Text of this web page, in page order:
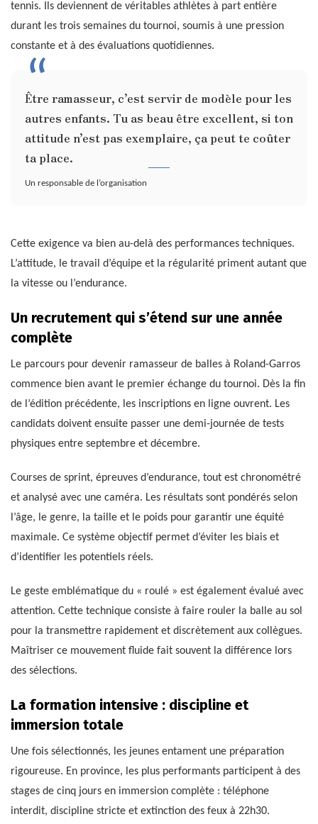
tennis. Ils deviennent de véritables athlètes à part entière
durant les trois semaines du tournoi, soumis à une pression
constante et à des évaluations quotidiennes.
Être ramasseur, c’est servir de modèle pour les
autres enfants. Tu as beau être excellent, si ton
attitude n’est pas exemplaire, ça peut te coûter
ta place.
Un responsable de l’organisation
Cette exigence va bien au-delà des performances techniques.
L’attitude, le travail d’équipe et la régularité priment autant que
la vitesse ou l’endurance.
Un recrutement qui s’étend sur une année
complète
Le parcours pour devenir ramasseur de balles à Roland-Garros
commence bien avant le premier échange du tournoi. Dès la fin
de l’édition précédente, les inscriptions en ligne ouvrent. Les
candidats doivent ensuite passer une demi-journée de tests
physiques entre septembre et décembre.
Courses de sprint, épreuves d’endurance, tout est chronométré
et analysé avec une caméra. Les résultats sont pondérés selon
l’âge, le genre, la taille et le poids pour garantir une équité
maximale. Ce système objectif permet d’éviter les biais et
d’identifier les potentiels réels.
Le geste emblématique du « roulé » est également évalué avec
attention. Cette technique consiste à faire rouler la balle au sol
pour la transmettre rapidement et discrètement aux collègues.
Maîtriser ce mouvement fluide fait souvent la différence lors
des sélections.
La formation intensive : discipline et
immersion totale
Une fois sélectionnés, les jeunes entament une préparation
rigoureuse. En province, les plus performants participent à des
stages de cinq jours en immersion complète : téléphone
interdit, discipline stricte et extinction des feux à 22h30.